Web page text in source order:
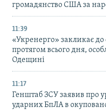
громадянство США за
11:39
«Укренерго» закликає
протягом всього дня,
Одещині
11:17
Генштаб ЗСУ заявив про
ударних БпЛА в